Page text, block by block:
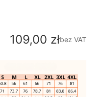
Cena
109,00 złbez VAT